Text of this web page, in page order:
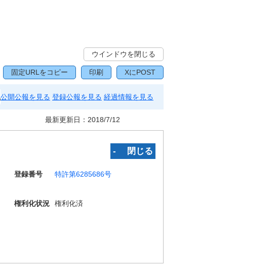
ウインドウを閉じる
固定URLをコピー 印刷 XにPOST
公開公報を見る 登録公報を見る 経過情報を見る
最新更新日： 2018/7/12
‐ 閉じる
登録番号
特許第6285686号
権利化状況
権利化済